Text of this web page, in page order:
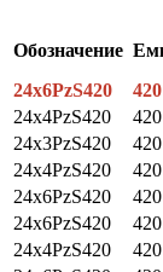
Обозначение
24х6РzS420
420
24x4PzS420
420
24x3PzS420
420
24x4PzS420
420
24x6PzS420
420
24x6PzS420
420
24x4PzS420
420